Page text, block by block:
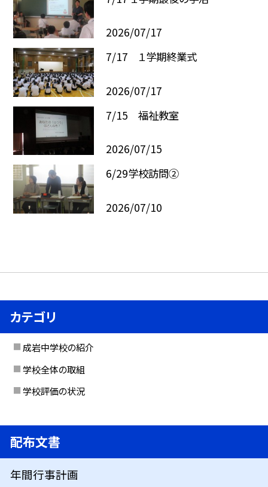
2026/07/17
7/17 １学期終業式
2026/07/17
7/15 福祉教室
2026/07/15
6/29学校訪問②
2026/07/10
カテゴリ
成岩中学校の紹介
学校全体の取組
学校評価の状況
配布文書
年間行事計画